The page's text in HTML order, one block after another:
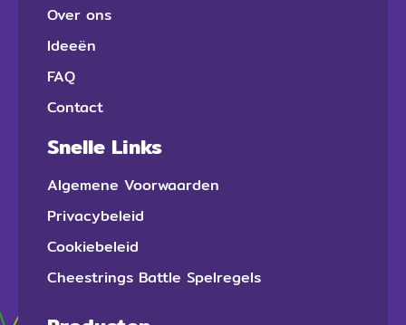
Over ons
Ideeën
FAQ
Contact
Snelle Links
Algemene Voorwaarden
Privacybeleid
Cookiebeleid
Cheestrings Battle Spelregels